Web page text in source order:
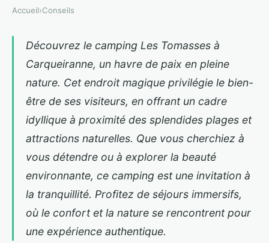
Accueil›Conseils
Découvrez le camping Les Tomasses à
Carqueiranne, un havre de paix en pleine
nature. Cet endroit magique privilégie le bien-
être de ses visiteurs, en offrant un cadre
idyllique à proximité des splendides plages et
attractions naturelles. Que vous cherchiez à
vous détendre ou à explorer la beauté
environnante, ce camping est une invitation à
la tranquillité. Profitez de séjours immersifs,
où le confort et la nature se rencontrent pour
une expérience authentique.